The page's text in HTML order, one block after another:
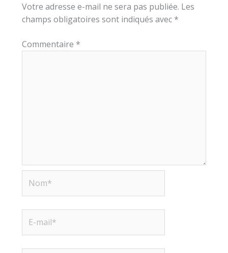
Votre adresse e-mail ne sera pas publiée. Les
champs obligatoires sont indiqués avec *
Commentaire *
mail*